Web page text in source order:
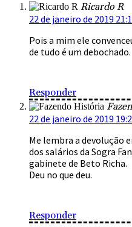
Ricardo R
22 de janeiro de 2019
Pois a mim ele
de tudo é um debochado.
Responder
22 de janeiro de 2019
Me lembra a devolução
dos salários da Sogra
gabinete de Beto Richa.
Deu no que deu.
Responder